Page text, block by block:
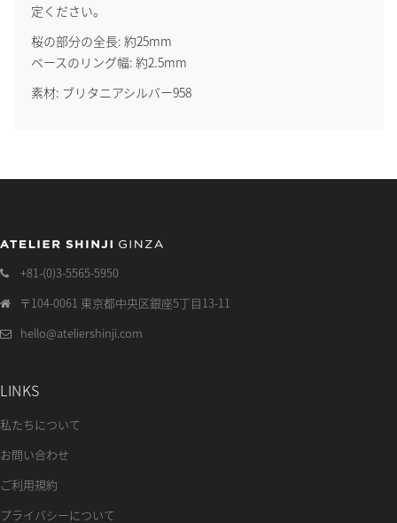
定ください。
桜の部分の全長: 約25mm
ベースのリング幅: 約2.5mm
素材: ブリタニアシルバー958
+81-(0)3-5565-5950
〒104-0061 東京都中央区銀座5丁目13-11
hello@ateliershinji.com
LINKS
私たちについて
お問い合わせ
ご利用規約
プライバシーについて